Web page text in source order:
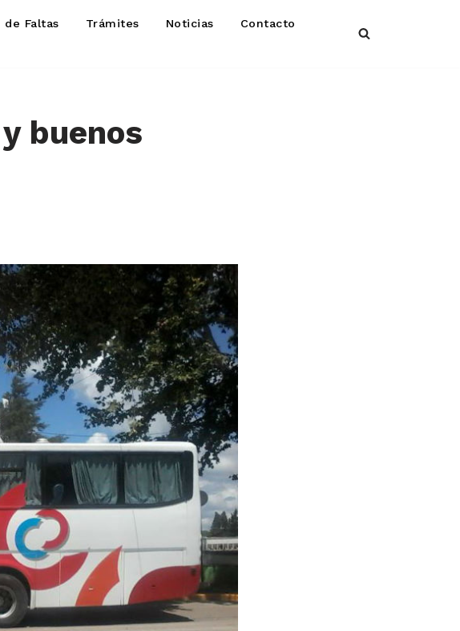
de Faltas Trámites Noticias
Contacto
y buenos